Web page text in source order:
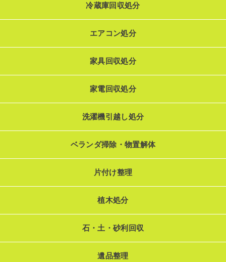
冷蔵庫回収処分
エアコン処分
家具回収処分
家電回収処分
洗濯機引越し処分
ベランダ掃除・物置解体
片付け整理
植木処分
石・土・砂利回収
遺品整理